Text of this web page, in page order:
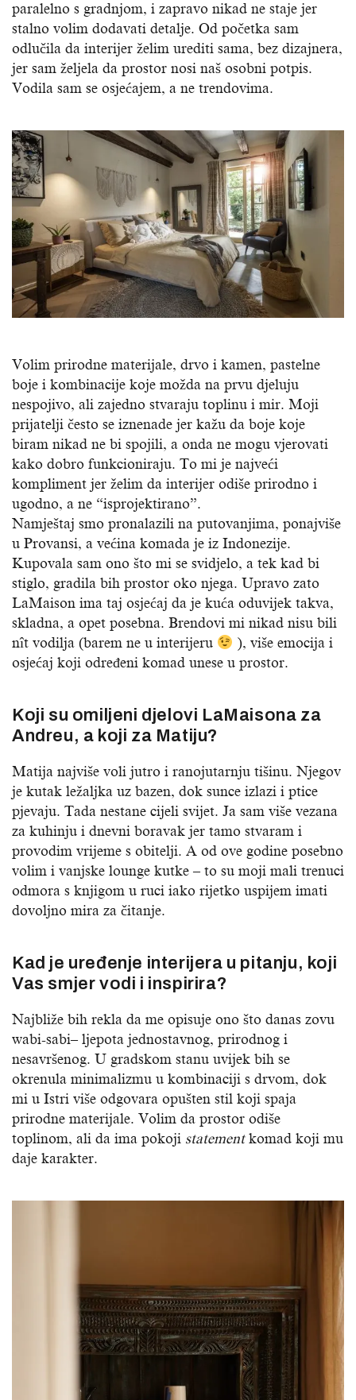
paralelno s gradnjom, i zapravo nikad ne staje jer
stalno volim dodavati detalje. Od početka sam
odlučila da interijer želim urediti sama, bez dizajnera,
jer sam željela da prostor nosi naš osobni potpis.
Vodila sam se osjećajem, a ne trendovima.
Volim prirodne materijale, drvo i kamen, pastelne
boje i kombinacije koje možda na prvu djeluju
nespojivo, ali zajedno stvaraju toplinu i mir. Moji
prijatelji često se iznenade jer kažu da boje koje
biram nikad ne bi spojili, a onda ne mogu vjerovati
kako dobro funkcioniraju. To mi je najveći
kompliment jer želim da interijer odiše prirodno i
ugodno, a ne “isprojektirano”.
Namještaj smo pronalazili na putovanjima, ponajviše
u Provansi, a većina komada je iz Indonezije.
Kupovala sam ono što mi se svidjelo, a tek kad bi
stiglo, gradila bih prostor oko njega. Upravo zato
LaMaison ima taj osjećaj da je kuća oduvijek takva,
skladna, a opet posebna. Brendovi mi nikad nisu bili
nît vodilja (barem ne u interijeru
), više emocija i
osjećaj koji određeni komad unese u prostor.
Koji su omiljeni djelovi LaMaisona za
Andreu, a koji za Matiju?
Matija najviše voli jutro i ranojutarnju tišinu. Njegov
je kutak ležaljka uz bazen, dok sunce izlazi i ptice
pjevaju. Tada nestane cijeli svijet. Ja sam više vezana
za kuhinju i dnevni boravak jer tamo stvaram i
provodim vrijeme s obitelji. A od ove godine posebno
volim i vanjske lounge kutke – to su moji mali trenuci
odmora s knjigom u ruci iako rijetko uspijem imati
dovoljno mira za čitanje.
Kad je uređenje interijera u pitanju, koji
Vas smjer vodi i inspirira?
Najbliže bih rekla da me opisuje ono što danas zovu
wabi-sabi– ljepota jednostavnog, prirodnog i
nesavršenog. U gradskom stanu uvijek bih se
okrenula minimalizmu u kombinaciji s drvom, dok
mi u Istri više odgovara opušten stil koji spaja
prirodne materijale. Volim da prostor odiše
toplinom, ali da ima pokoji statementkomad koji mu
daje karakter.